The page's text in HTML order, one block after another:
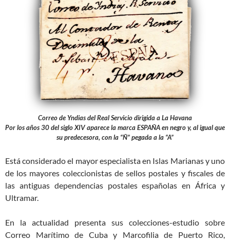
Correo deYndiasdel Real Servicio dirigida a LaHavana
Por los años 30 del siglo XIV aparece la marca ESPAÑA en negro y, al igual que
su predecesora, con la “Ñ” pegada a la “A”
Está considerado el mayor especialista en Islas Marianas y uno
de los mayores coleccionistas de sellos postales y fiscales de
las antiguas dependencias postales españolas en África y
Ultramar.
En la actualidad presenta sus colecciones-estudio sobre
Correo Marítimo de Cuba y Marcofilia de Puerto Rico,